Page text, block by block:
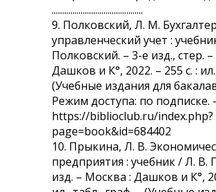
............................................
9. Полковский, Л. М.
управленческий учет :
Полковский. – 3-е изд., стер.
Дашков и К°, 2022. – 255 с. :
(Учебные издания для
Режим доступа: по подписке.
https://biblioclub.ru/index.php?
page=book&id=684402
10. Прыкина, Л. В.
предприятия : учебник / Л. В.
изд. – Москва : Дашков и К°,